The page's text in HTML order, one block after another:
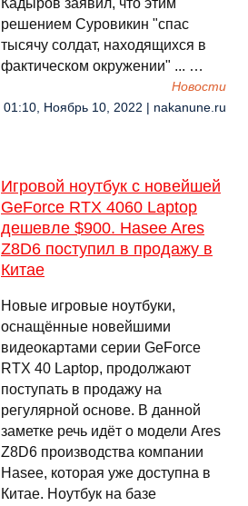
Кадыров заявил, что этим
решением Суровикин "спас
тысячу солдат, находящихся в
фактическом окружении" ... …
Новости
01:10, Ноябрь 10, 2022 | nakanune.ru
Игровой ноутбук с новейшей
GeForce RTX 4060 Laptop
дешевле $900. Hasee Ares
Z8D6 поступил в продажу в
Китае
Новые игровые ноутбуки,
оснащённые новейшими
видеокартами серии GeForce
RTX 40 Laptop, продолжают
поступать в продажу на
регулярной основе. В данной
заметке речь идёт о модели Ares
Z8D6 производства компании
Hasee, которая уже доступна в
Китае. Ноутбук на базе